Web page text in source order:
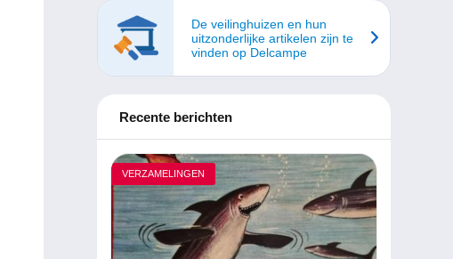
De veilinghuizen en hun
uitzonderlijke artikelen zijn te
vinden op Delcampe
Recente berichten
VERZAMELINGEN